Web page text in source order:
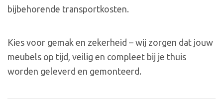
bijbehorende transportkosten.
Kies voor gemak en zekerheid – wij zorgen dat jouw
meubels op tijd, veilig en compleet bij je thuis
worden geleverd en gemonteerd.